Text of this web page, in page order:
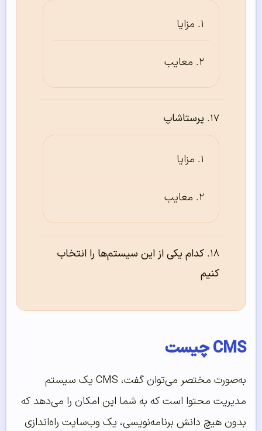
مزایا
معایب
پرستاشاپ
مزایا
معایب
کدام یکی از این سیستم‌ها را انتخاب
کنیم
CMS چیست
به‌صورت مختصر می‌توان گفت، CMS یک سیستم
مدیریت محتوا است که به شما این امکان را می‌دهد که
بدون هیچ دانش برنامه‌نویسی، یک وب‌سایت راه‌اندازی